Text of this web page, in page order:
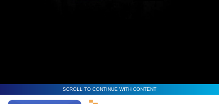
SCROLL TO CONTINUE WITH CONTENT